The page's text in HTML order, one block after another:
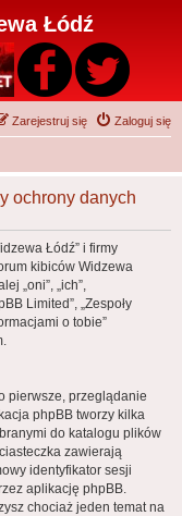
Łódź
Zaloguj się
Zarejestruj się
ochrony danych
Łódź” i firmy
kibiców Widzewa
„oni”, „ich”,
Limited”, „Zespoły
o tobie”
pierwsze, przeglądanie
phpBB tworzy kilka
do katalogu plików
zawierają
identyfikator sesji
aplikację phpBB.
chociaż jeden temat na